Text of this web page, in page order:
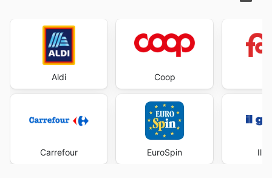
Aldi
Carrefour
Coop
EuroSpin Il